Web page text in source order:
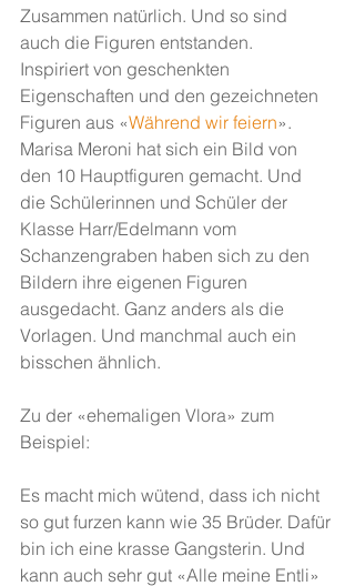
Zusammen natürlich. Und so sind
auch die Figuren entstanden.
Inspiriert von geschenkten
Eigenschaften und den gezeichneten
Figuren aus «Während wir feiern».
Marisa Meroni hat sich ein Bild von
den 10 Hauptfiguren gemacht. Und
die Schülerinnen und Schüler der
Klasse Harr/Edelmann vom
Schanzengraben haben sich zu den
Bildern ihre eigenen Figuren
ausgedacht. Ganz anders als die
Vorlagen. Und manchmal auch ein
bisschen ähnlich.
Zu der «ehemaligen Vlora» zum
Beispiel:
Es macht mich wütend, dass ich nicht
so gut furzen kann wie 35 Brüder. Dafür
bin ich eine krasse Gangsterin. Und
kann auch sehr gut «Alle meine Entli»